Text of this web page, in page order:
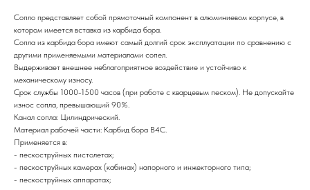
Сопло представляет собой прямоточный компонент в алюминиевом корпусе, в
котором имеется вставка из карбида бора.
Сопла из карбида бора имеют самый долгий срок эксплуатации по сравнению с
другими применяемыми материалами сопел.
Выдерживает внешнее неблагоприятное воздействие и устойчиво к
механическому износу.
Срок службы 1000-1500 часов (при работе с кварцевым песком). Не допускайте
износ сопла, превышающий 90%.
Канал сопла: Цилиндрический.
Материал рабочей части: Карбид бора B4C.
Применяется в:
- пескоструйных пистолетах;
- пескоструйных камерах (кабинах) напорного и инжекторного типа;
- пескоструйных аппаратах;